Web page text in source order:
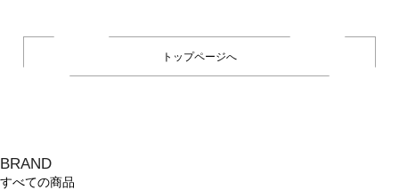
BRAND
すべての商品
トップページへ